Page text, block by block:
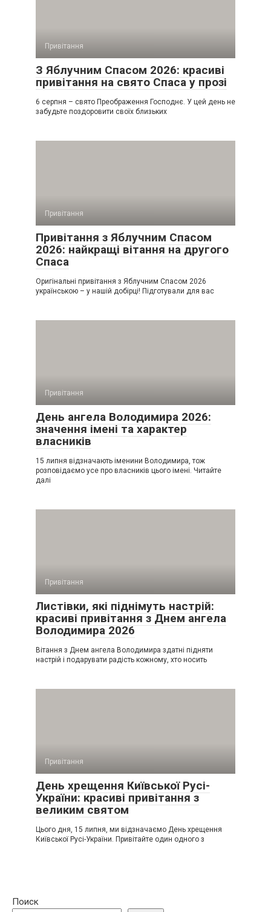
Привітання
З Яблучним Спасом 2026: красиві
привітання на свято Спаса у прозі
6 серпня – свято Преображення Господнє. У цей день не
забудьте поздоровити своїх близьких
Привітання
Привітання з Яблучним Спасом
2026: найкращі вітання на другого
Спаса
Оригінальні привітання з Яблучним Спасом 2026
українською – у нашій добірці! Підготували для вас
Привітання
День ангела Володимира 2026:
значення імені та характер
власників
15 липня відзначають іменини Володимира, тож
розповідаємо усе про власників цього імені. Читайте
далі
Привітання
Листівки, які піднімуть настрій:
красиві привітання з Днем ангела
Володимира 2026
Вітання з Днем ангела Володимира здатні підняти
настрій і подарувати радість кожному, хто носить
Привітання
День хрещення Київської Русі-
України: красиві привітання з
великим святом
Цього дня, 15 липня, ми відзначаємо День хрещення
Київської Русі-України. Привітайте один одного з
Поиск